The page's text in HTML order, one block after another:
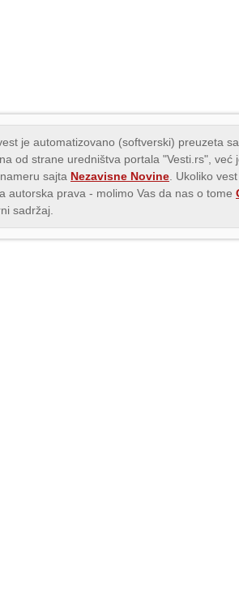
je automatizovano (softverski) preuzeta
od strane uredništva portala "Vesti.rs",
sajta Nezavisne Novine . Ukoliko
autorska prava - molimo Vas da nas o tome
sadržaj.